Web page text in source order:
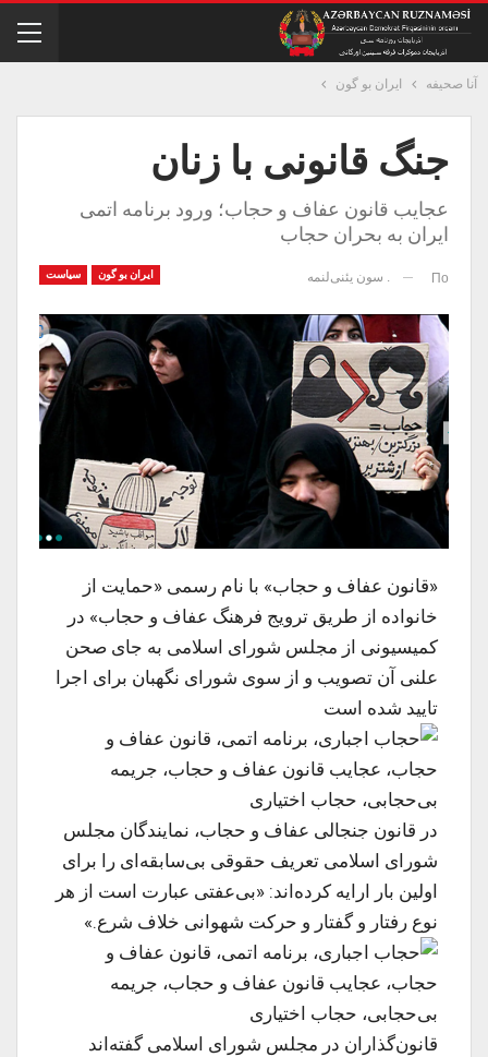
آنا صحیفه ایران بو گون
جنگ قانونی با زنان
عجایب قانون عفاف و حجاب؛ ورود برنامه اتمی
ایران به بحران حجاب
ایران بو گون سیاست По . سون یئنی‌لنمه
«قانون عفاف و حجاب» با نام رسمی «حمایت از
خانواده از طریق ترویج فرهنگ عفاف و حجاب» در
کمیسیونی از مجلس شورای اسلامی به جای صحن
علنی آن تصویب و از سوی شورای نگهبان برای اجرا
تایید شده است
در قانون جنجالی عفاف و حجاب، نمایندگان مجلس
شورای اسلامی تعریف حقوقی بی‌سابقه‌ای را برای
اولین بار ارایه کرده‌اند: «بی‌عفتی عبارت است از هر
نوع رفتار و گفتار و حرکت شهوانی خلاف شرع.»
قانون‌گذاران در مجلس شورای اسلامی گفته‌اند